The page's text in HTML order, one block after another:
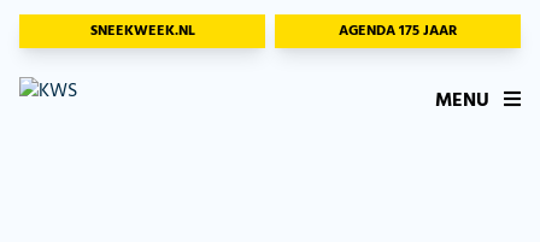
SNEEKWEEK.NL AGENDA 175 JAAR
MENU